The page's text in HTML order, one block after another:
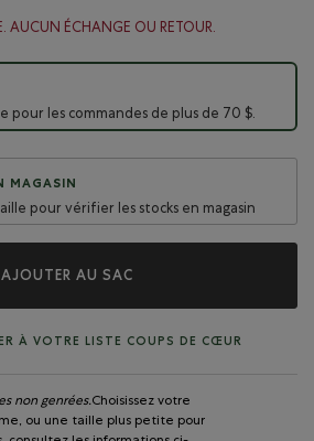
AUCUN ÉCHANGE OU RETOUR.
pour les commandes de plus de 70 $.
MAGASIN
pour vérifier les stocks en magasin
AJOUTER AU SAC
À VOTRE LISTE COUPS DE CŒUR
non genrées.Choisissez votre
ou une taille plus petite pour